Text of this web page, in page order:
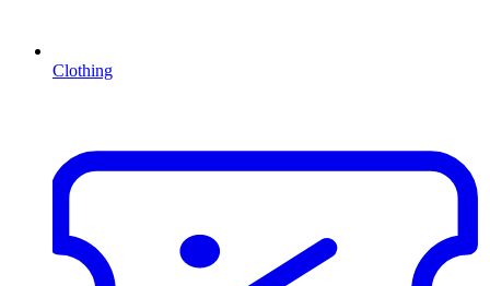
Clothing